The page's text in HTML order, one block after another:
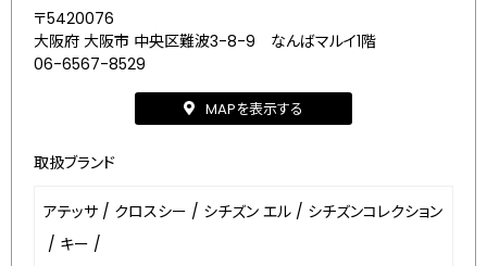
〒5420076
大阪府 大阪市 中央区難波3-8-9 なんばマルイ1階
06-6567-8529
MAPを表示する
取扱ブランド
アテッサ / クロスシー / シチズン エル / シチズンコレクション
/ キー /